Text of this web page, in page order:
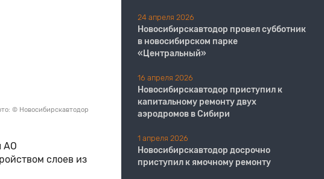
© Новосибирскавтодор
АО
слоев из
24 апреля 2026
Новосибирскавтодор провел субботник
в новосибирском парке
«Центральный»
16 апреля 2026
Новосибирскавтодор приступил к
капитальному ремонту двух
аэродромов в Сибири
1 апреля 2026
Новосибирскавтодор досрочно
приступил к ямочному ремонту